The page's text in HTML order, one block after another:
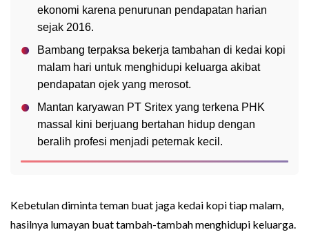
ekonomi karena penurunan pendapatan harian
sejak 2016.
Bambang terpaksa bekerja tambahan di kedai kopi
malam hari untuk menghidupi keluarga akibat
pendapatan ojek yang merosot.
Mantan karyawan PT Sritex yang terkena PHK
massal kini berjuang bertahan hidup dengan
beralih profesi menjadi peternak kecil.
Kebetulan diminta teman buat jaga kedai kopi tiap malam,
hasilnya lumayan buat tambah-tambah menghidupi keluarga.